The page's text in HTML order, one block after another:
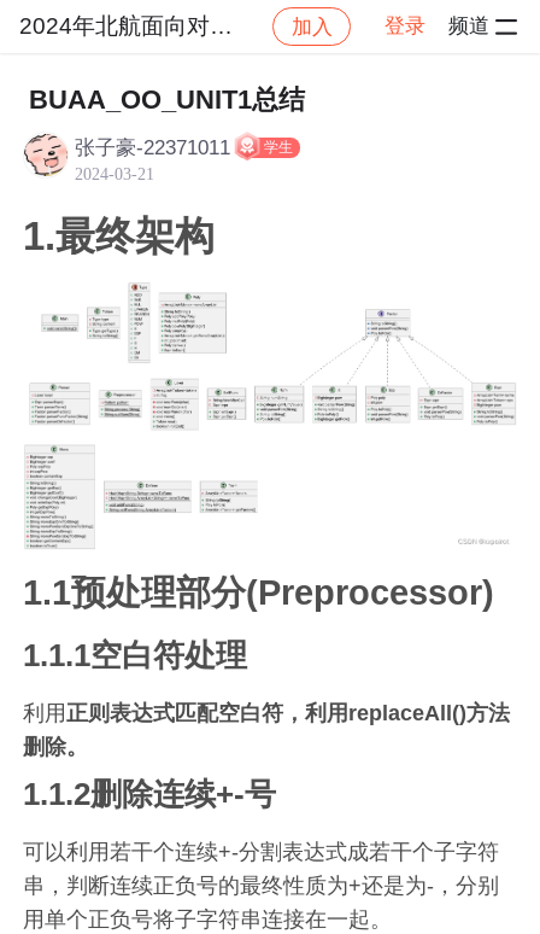
2024年北航面向对象设计与构造 加入 登录 频道
社区 2024年北航面向对象设计与构造
BUAA_OO_UNIT1总结
张子豪-22371011 学生
2024-03-21
1.最终架构
1.1预处理部分(Preprocessor)
1.1.1空白符处理
利用正则表达式匹配空白符，利用replaceAll()方法
删除。
1.1.2删除连续+-号
可以利用若干个连续+-分割表达式成若干个子字符
串，判断连续正负号的最终性质为+还是为-，分别
用单个正负号将子字符串连接在一起。